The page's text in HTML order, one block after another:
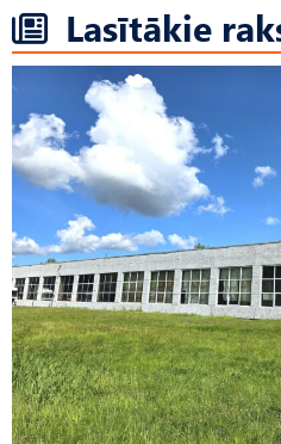
Lasītākie